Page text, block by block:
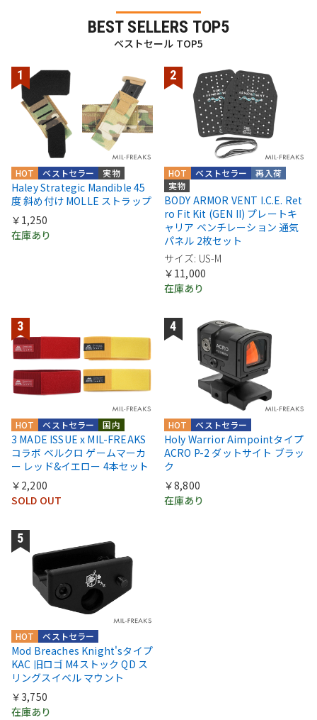
BEST SELLERS TOP5
ベストセール TOP5
実物
ベストセラー
HOT
Haley Strategic Mandible 45
度 斜め付け MOLLE ストラップ
￥1,250
在庫あり
実物
再入荷
ベストセラー
HOT
BODY ARMOR VENT I.C.E. Ret
ro Fit Kit (GEN II) プレートキ
ャリア ベンチレーション 通気
パネル 2枚セット
サイズ: US-M
￥11,000
在庫あり
国内
ベストセラー
HOT
3 MADE ISSUE x MIL-FREAKS
コラボ ベルクロ ゲームマーカ
ー レッド&イエロー 4本セット
￥2,200
SOLD OUT
ベストセラー
HOT
Holy Warrior Aimpointタイプ
ACRO P-2 ダットサイト ブラッ
ク
￥8,800
在庫あり
ベストセラー
HOT
Mod Breaches Knight'sタイプ
KAC 旧ロゴ M4ストック QD ス
リングスイベル マウント
￥3,750
在庫あり